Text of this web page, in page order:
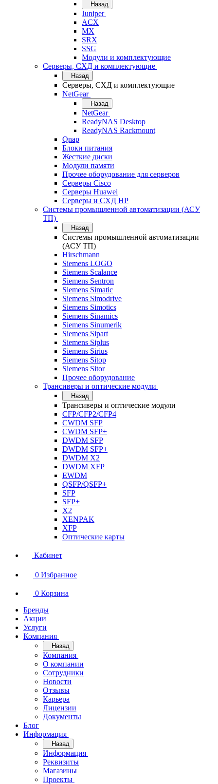
Назад
Juniper
ACX
MX
SRX
SSG
Модули и комплектующие
Серверы, СХД и комплектующие
Назад
Серверы, СХД и комплектующие
NetGear
Назад
NetGear
ReadyNAS Desktop
ReadyNAS Rackmount
Qnap
Блоки питания
Жесткие диски
Модули памяти
Прочее оборудование для серверов
Серверы Cisco
Серверы Huawei
Серверы и СХД HP
Системы промышленной автоматизации (АСУ
ТП)
Назад
Системы промышленной автоматизации
(АСУ ТП)
Hirschmann
Siemens LOGO
Siemens Scalance
Siemens Sentron
Siemens Simatic
Siemens Simodrive
Siemens Simotics
Siemens Sinamics
Siemens Sinumerik
Siemens Sipart
Siemens Siplus
Siemens Sirius
Siemens Sitop
Siemens Sitor
Прочее оборудование
Трансиверы и оптические модули
Назад
Трансиверы и оптические модули
CFP/CFP2/CFP4
CWDM SFP
CWDM SFP+
DWDM SFP
DWDM SFP+
DWDM X2
DWDM XFP
EWDM
QSFP/QSFP+
SFP
SFP+
X2
XENPAK
XFP
Оптические карты
Кабинет
0 Избранное
0 Корзина
Бренды
Акции
Услуги
Компания
Назад
Компания
О компании
Сотрудники
Новости
Отзывы
Карьера
Лицензии
Документы
Блог
Информация
Назад
Информация
Реквизиты
Магазины
Проекты